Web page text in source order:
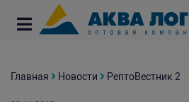
Главная Новости РептоВестник 2